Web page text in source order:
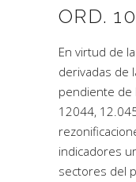
ORD.
En virtud de
derivadas de
pendiente de
12044,
indicadores
sectores del